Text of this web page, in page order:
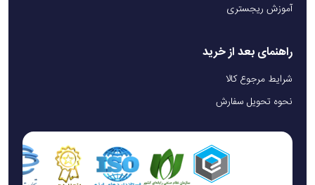
آموزش ریجستری
راهنمای بعد از خرید
شرایط مرجوع کالا
نحوه تحویل سفارش